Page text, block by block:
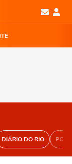
DIÁRIO DO RIO